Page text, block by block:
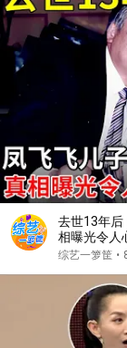
去世13年后
相曝光令人
综艺一箩筐 •